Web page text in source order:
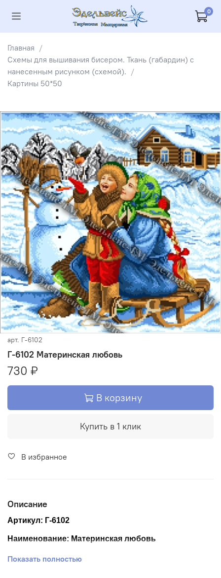
0
Главная
Схемы для вышивания бисером. Ткань (габардин) с
нанесенным рисунком (схемой).
Картины 50*50
арт. Г-6102
Г-6102 Материнская любовь
730 ₽
В корзину
Купить в 1 клик
В избранное
Описание
Артикул: Г-6102
Наименование: Материнская любовь
Размер ткани 50*50 см.
Показать полностью